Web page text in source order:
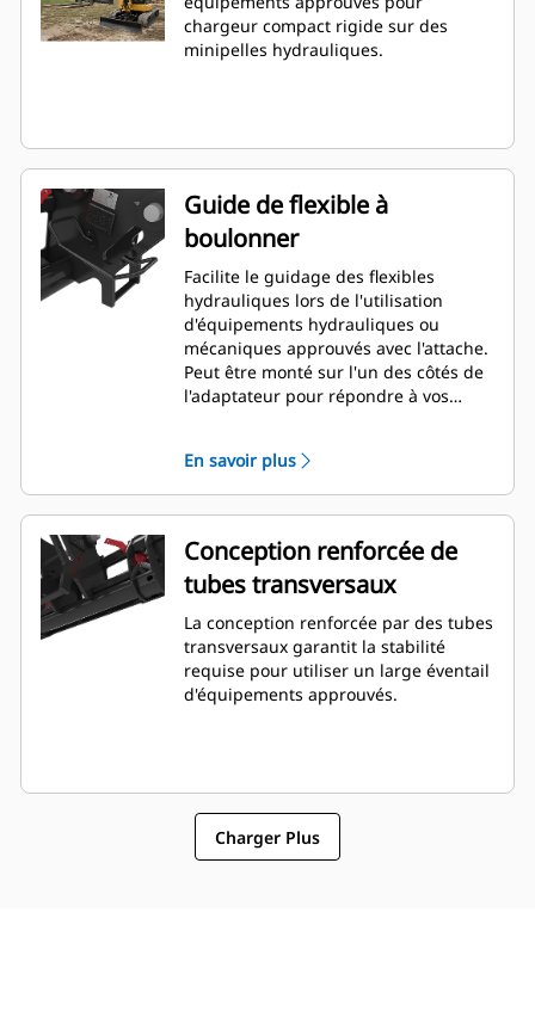
chargeur compact rigide sur des
minipelles hydrauliques.
Guide de flexible à
boulonner
Facilite le guidage des flexibles
hydrauliques lors de l'utilisation
d'équipements hydrauliques ou
mécaniques approuvés avec l'attache.
Peut être monté sur l'un des côtés de
l'adaptateur pour répondre à vos
En savoir plus
Conception renforcée de
tubes transversaux
La conception renforcée par des tubes
transversaux garantit la stabilité
requise pour utiliser un large éventail
d'équipements approuvés.
Charger Plus